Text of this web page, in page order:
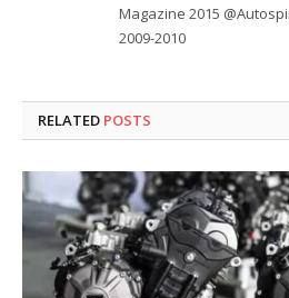
Magazine 2015
2009-2010
RELATED POSTS